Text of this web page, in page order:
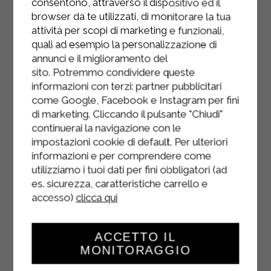
di servire.
consentono, attraverso il dispositivo ed il
browser da te utilizzati, di monitorare la tua
attività per scopi di marketing e funzionali,
quali ad esempio la personalizzazione di
annunci e il miglioramento del
sito. Potremmo condividere queste
informazioni con terzi: partner pubblicitari
come Google, Facebook e Instagram per fini
di marketing. Cliccando il pulsante "Chiudi"
continuerai la navigazione con le
impostazioni cookie di default. Per ulteriori
informazioni e per comprendere come
utilizziamo i tuoi dati per fini obbligatori (ad
es. sicurezza, caratteristiche carrello e
accesso) clicca qui
ACCETTO IL
MONITORAGGIO